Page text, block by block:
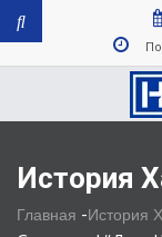
История
Главная -История